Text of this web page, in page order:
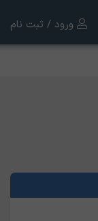
ورود / ثبت نام